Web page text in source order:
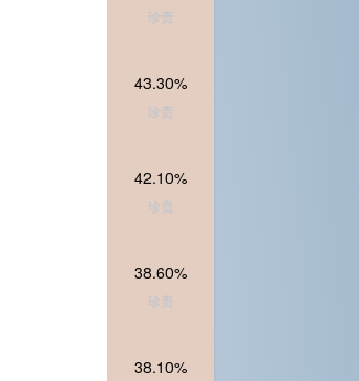
珍贵
43.30%
珍贵
42.10%
珍贵
38.60%
珍贵
38.10%